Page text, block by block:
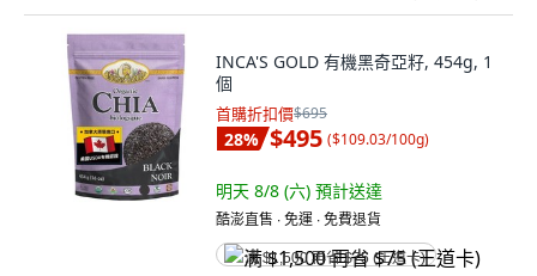
INCA'S GOLD 有機黑奇亞籽, 454g, 1
個
首購折扣價$695
28% $495 ($109.03/100g)
明天 8/8 (六) 預計送達
酷澎直售 ∙ 免運 ∙ 免費退貨
满 $1,500 再省 $75 (王道卡)